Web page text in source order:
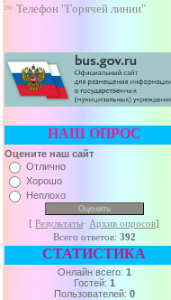
Телефон "Горячей линии"
НАШ ОПРОС
Оцените наш сайт
Отлично
Хорошо
Неплохо
[ Результаты· Архив опросов]
Всего ответов: 392
СТАТИСТИКА
Онлайн всего: 1
Гостей: 1
Пользователей: 0